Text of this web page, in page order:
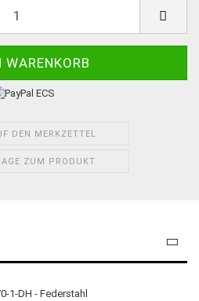
DEN MERKZETTEL
ZUM PRODUKT
1-DH - Federstahl